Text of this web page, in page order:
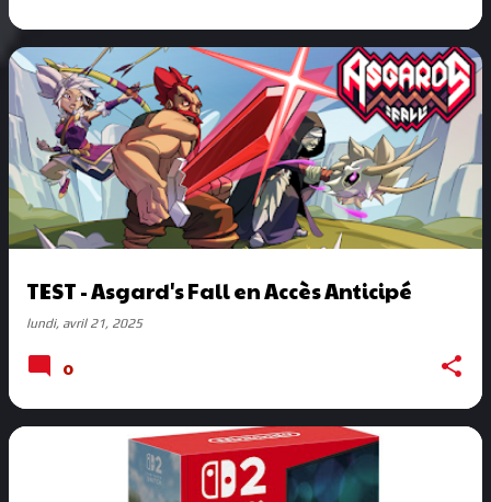
TEST - Asgard's Fall en Accès Anticipé
lundi, avril 21, 2025
0